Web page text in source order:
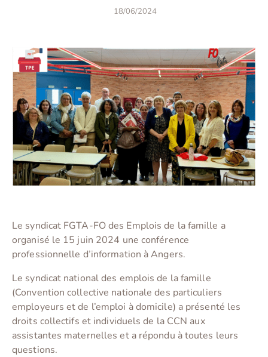
18/06/2024
Le syndicat FGTA-FO des Emplois de la famille a
organisé le 15 juin 2024 une conférence
professionnelle d’information à Angers.
Le syndicat national des emplois de la famille
(Convention collective nationale des particuliers
employeurs et de l’emploi à domicile) a présenté les
droits collectifs et individuels de la CCN aux
assistantes maternelles et a répondu à toutes leurs
questions.